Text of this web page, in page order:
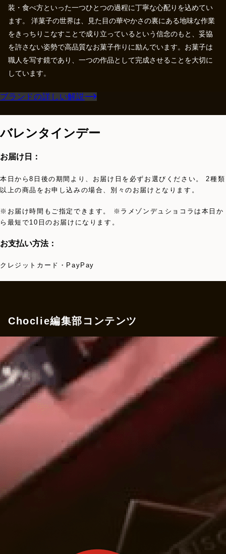
装・食べ方といった一つひとつの過程に丁寧な心配りを込めてい
ます。 洋菓子の世界は、見た目の華やかさの裏にある地味な作業
をきっちりこなすことで成り立っているという信念のもと、妥協
を許さない姿勢で高品質なお菓子作りに励んでいます。お菓子は
職人を写す鏡であり、一つの作品として完成させることを大切に
しています。
ブランドの詳しい解説
バレンタインデー
お届け日：
本日から8日後の期間より、お届け日を必ずお選びください。 2種類
以上の商品をお申し込みの場合、別々のお届けとなります。
※お届け時間もご指定できます。 ※ラメゾンデュショコラは本日か
ら最短で10日のお届けになります。
お支払い方法：
クレジットカード・PayPay
Choclie編集部コンテンツ